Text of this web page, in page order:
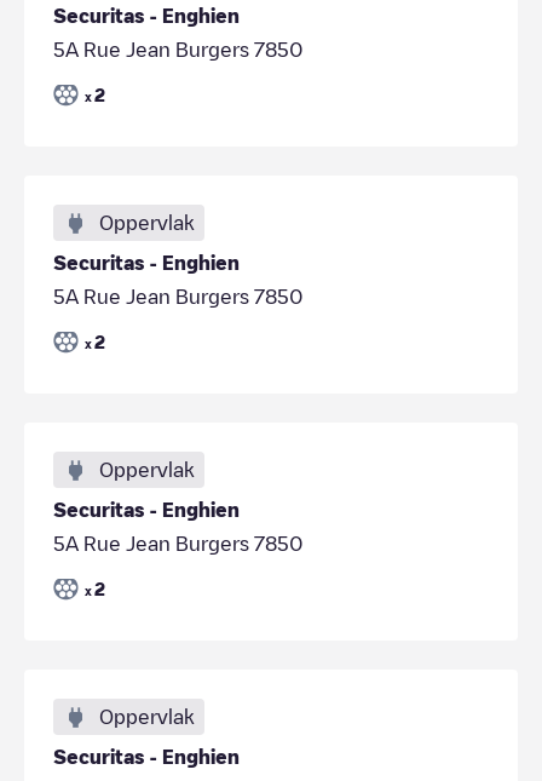
Securitas - Enghien
5A Rue Jean Burgers 7850
x 2
Oppervlak
Securitas - Enghien
5A Rue Jean Burgers 7850
x 2
Oppervlak
Securitas - Enghien
5A Rue Jean Burgers 7850
x 2
Oppervlak
Securitas - Enghien